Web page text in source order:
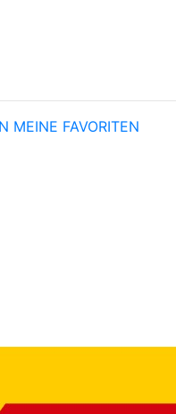
MEINE FAVORITEN